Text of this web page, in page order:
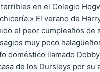
en el Colegio
El verano de
el peor cumpleaños de
muy poco
doméstico llamado
de los Dursleys por su